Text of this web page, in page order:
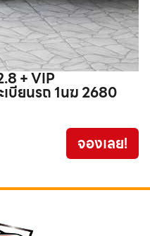
บียนรถ 1นฆ 2680
จองเลย!